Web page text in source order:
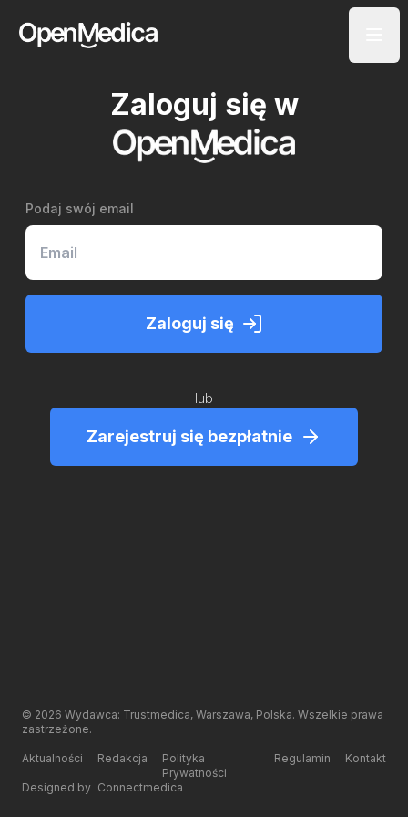
Zaloguj się w
Podaj swój email
Zaloguj się
lub
Zarejestruj się bezpłatnie
© 2026 Wydawca: Trustmedica, Warszawa, Polska. Wszelkie prawa
zastrzeżone.
Aktualności Redakcja
Polityka
Prywatności
Regulamin Kontakt
Designed by Connectmedica